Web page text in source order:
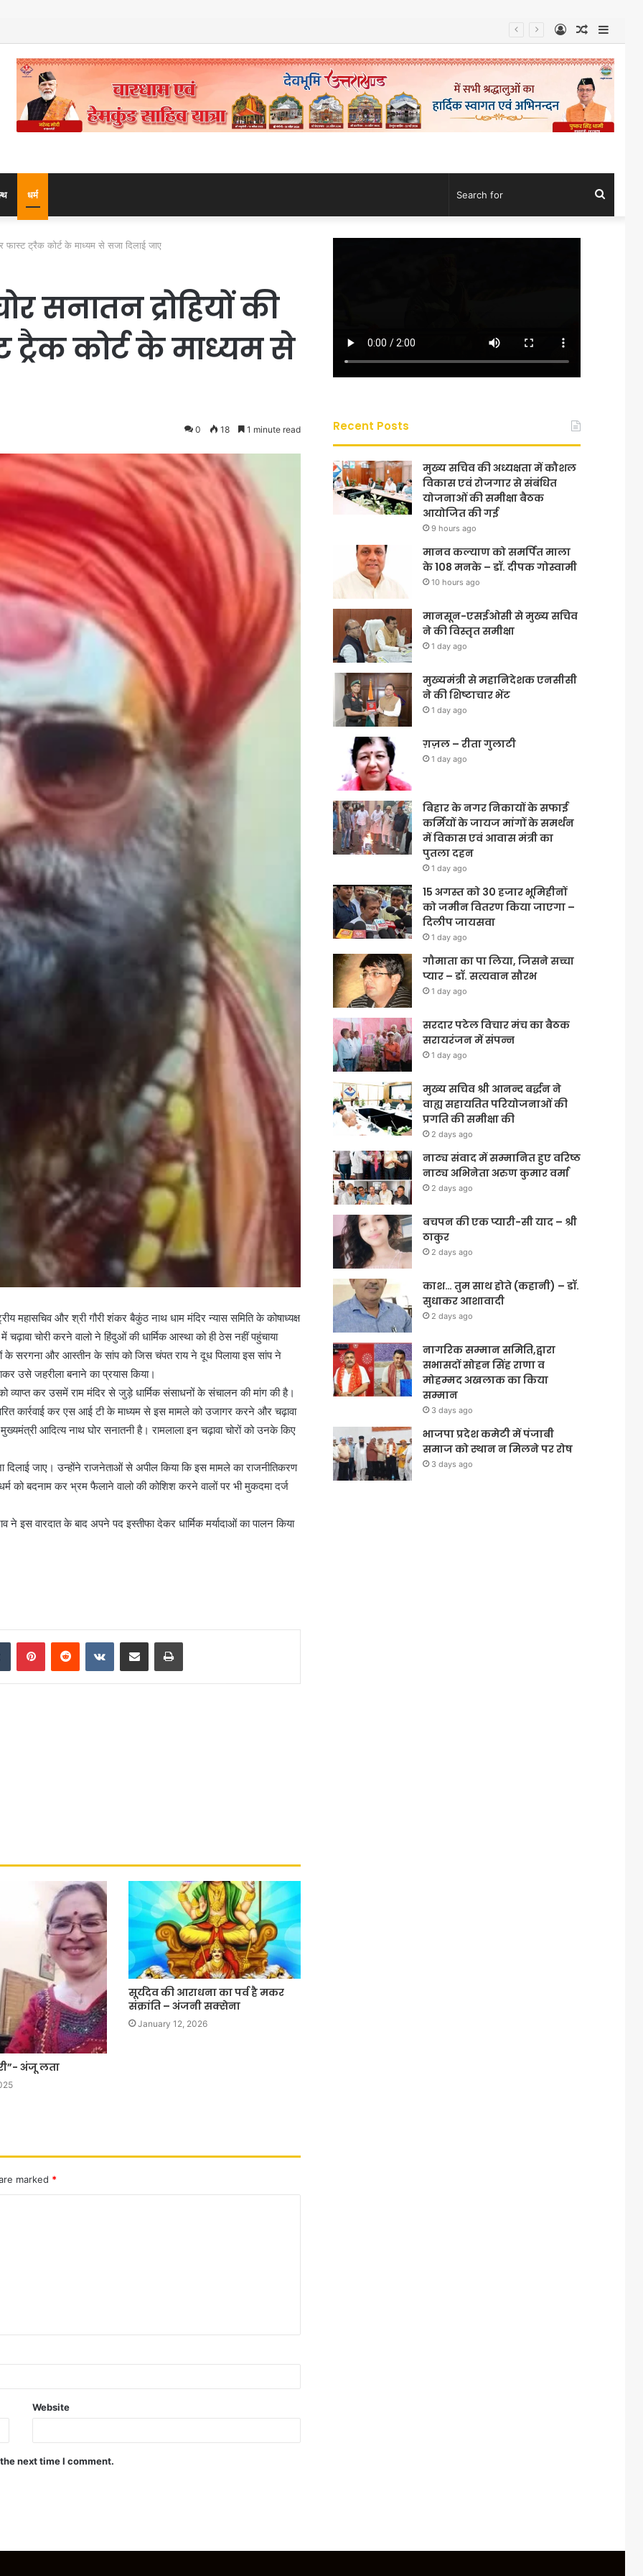
के 108 मनके – डॉ. दीपक गोस्वामी
Random
Article
Log
In
धर्म
फास्ट ट्रैक कोर्ट के माध्यम से सजा दिलाई जाए
सनातन द्रोहियों की
ट्रैक कोर्ट के माध्यम से
0 18 1 minute read
महासचिव और श्री गौरी शंकर बैकुंठ नाथ धाम मंदिर न्यास समिति के कोषाध्यक्ष
चढ़ावा चोरी करने वालो ने हिंदुओं की धार्मिक आस्था को ही ठेस नहीं पहुंचाया
के सरगना और आस्तीन के सांप को जिस चंपत राय ने दूध पिलाया इस सांप ने
उसे जहरीला बनाने का प्रयास किया।
व्याप्त कर उसमें राम मंदिर से जुड़े धार्मिक संसाधनों के संचालन की मांग की है।
कार्रवाई कर एस आई टी के माध्यम से इस मामले को उजागर करने और चढ़ावा
आदित्य नाथ घोर सनातनी है। रामलाला इन चढ़ावा चोरों को उनके किए
दिलाई जाए। उन्होंने राजनेताओं से अपील किया कि इस मामले का राजनीतिकरण
को बदनाम कर भ्रम फैलाने वालो की कोशिश करने वालों पर भी मुकदमा दर्ज
ने इस वारदात के बाद अपने पद इस्तीफा देकर धार्मिक मर्यादाओं का पालन किया
अंजू लता
सूर्यदेव की आराधना का पर्व है मकर
संक्रांति – अंजनी सक्सेना
January 12, 2026
marked *
Website
next time I comment.
Recent Posts
मुख्य सचिव की अध्यक्षता में कौशल
विकास एवं रोजगार से संबंधित
योजनाओं की समीक्षा बैठक
आयोजित की गई
9 hours ago
मानव कल्याण को समर्पित माला
के 108 मनके – डॉ. दीपक गोस्वामी
10 hours ago
मानसून-एसईओसी से मुख्य सचिव
ने की विस्तृत समीक्षा
1 day ago
मुख्यमंत्री से महानिदेशक एनसीसी
ने की शिष्टाचार भेंट
1 day ago
ग़ज़ल – रीता गुलाटी
1 day ago
बिहार के नगर निकायों के सफाई
कर्मियों के जायज मांगों के समर्थन
में विकास एवं आवास मंत्री का
पुतला दहन
1 day ago
15 अगस्त को 30 हजार भूमिहीनों
को जमीन वितरण किया जाएगा –
दिलीप जायसवा
1 day ago
गौमाता का पा लिया, जिसने सच्चा
प्यार – डॉ. सत्यवान सौरभ
1 day ago
सरदार पटेल विचार मंच का बैठक
सरायरंजन में संपन्न
1 day ago
मुख्य सचिव श्री आनन्द बर्द्धन ने
वाह्य सहायतित परियोजनाओं की
प्रगति की समीक्षा की
2 days ago
नाट्य संवाद में सम्मानित हुए वरिष्ठ
नाट्य अभिनेता अरुण कुमार वर्मा
2 days ago
बचपन की एक प्यारी-सी याद – श्री
ठाकुर
2 days ago
काश… तुम साथ होते (कहानी) – डॉ.
सुधाकर आशावादी
2 days ago
नागरिक सम्मान समिति,द्वारा
सभासदों सोहन सिंह राणा व
मोहम्मद अखलाक का किया
सम्मान
3 days ago
भाजपा प्रदेश कमेटी में पंजाबी
समाज को स्थान न मिलने पर रोष
3 days ago